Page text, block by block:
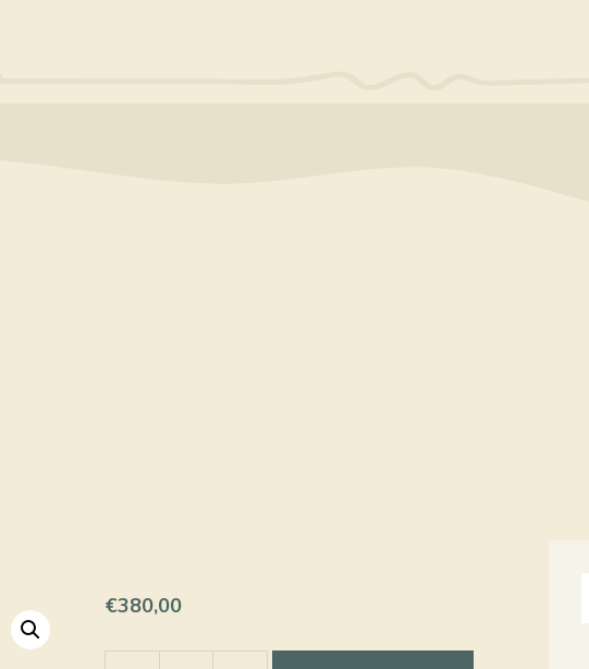
€380,00